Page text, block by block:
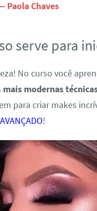
Paola Chaves
serve para
No curso você
mais modernas
para criar makes
AVANÇADO!